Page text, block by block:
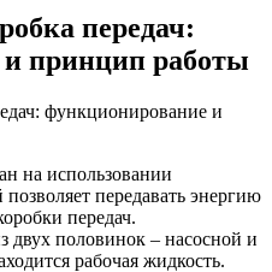
передач:
принцип работы
на использовании
передавать энергию
передач.
двух половинок – насосной и
рабочая жидкость.